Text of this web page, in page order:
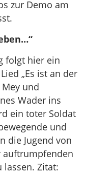
zur Demo am
folgt hier ein
„Es ist an der
und
Wader ins
ein toter Soldat
und
die Jugend von
auftrumpfenden
lassen. Zitat: